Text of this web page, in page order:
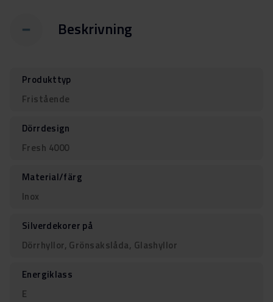
Beskrivning
Produkttyp
Fristående
Dörrdesign
Fresh 4000
Material/färg
Inox
Silverdekorer på
Dörrhyllor, Grönsakslåda, Glashyllor
Energiklass
E